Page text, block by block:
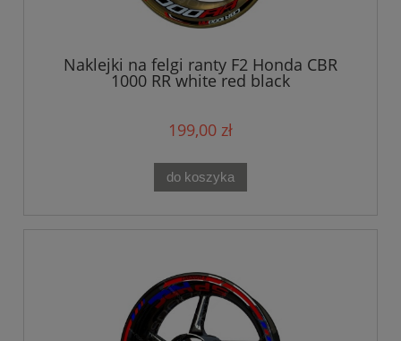
Naklejki na felgi ranty F2 Honda CBR
1000 RR white red black
199,00 zł
do koszyka